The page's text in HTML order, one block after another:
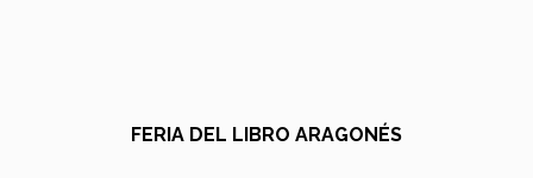
FERIA DEL LIBRO ARAGONÉS